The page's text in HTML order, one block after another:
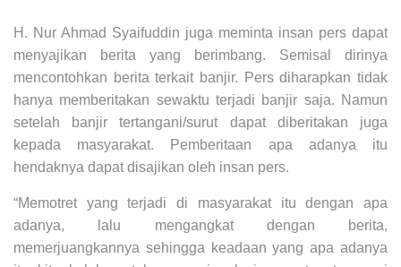
H. Nur Ahmad Syaifuddin juga meminta insan pers dapat
menyajikan berita yang berimbang. Semisal dirinya
mencontohkan berita terkait banjir. Pers diharapkan tidak
hanya memberitakan sewaktu terjadi banjir saja. Namun
setelah banjir tertangani/surut dapat diberitakan juga
kepada masyarakat. Pemberitaan apa adanya itu
hendaknya dapat disajikan oleh insan pers.
“Memotret yang terjadi di masyarakat itu dengan apa
adanya, lalu mengangkat dengan berita,
memerjuangkannya sehingga keadaan yang apa adanya